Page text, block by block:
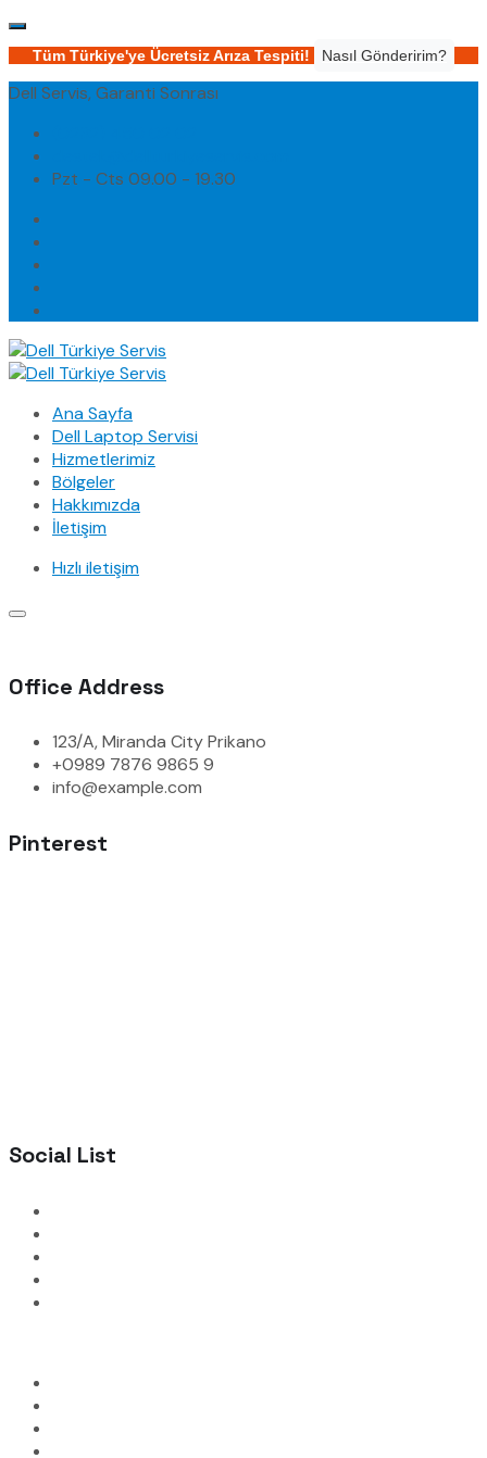
Tüm Türkiye'ye Ücretsiz Arıza Tespiti! Nasıl Gönderirim?
Dell Servis, Garanti Sonrası
Pzt - Cts 09.00 - 19.30
Ana Sayfa
Dell Laptop Servisi
Hizmetlerimiz
Bölgeler
Hakkımızda
İletişim
Hızlı iletişim
Office Address
123/A, Miranda City Prikano
+0989 7876 9865 9
info@example.com
Pinterest
Social List